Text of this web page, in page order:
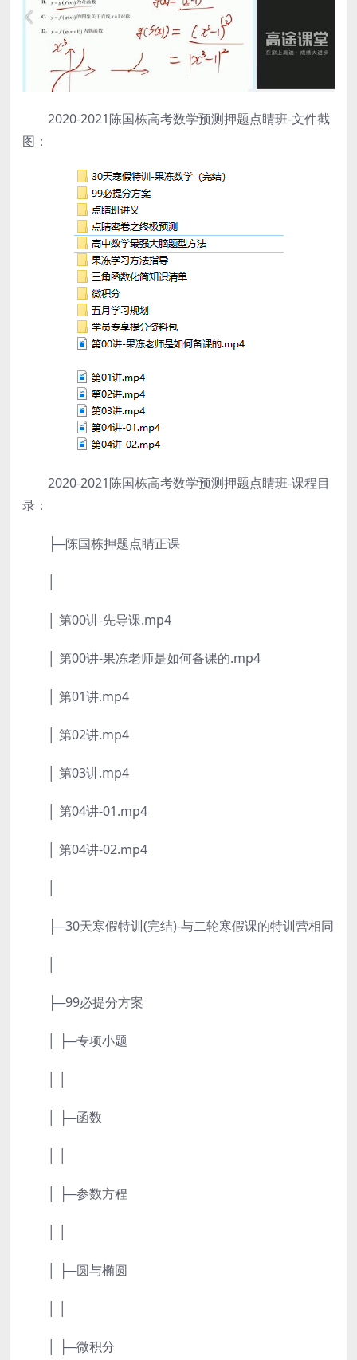
2020-2021陈国栋高考数学预测押题点睛班-文件截
图：
2020-2021陈国栋高考数学预测押题点睛班-课程目
录：
├─陈国栋押题点睛正课
│ 第00讲-先导课.mp4
│ 第00讲-果冻老师是如何备课的.mp4
│ 第01讲.mp4
│ 第02讲.mp4
│ 第03讲.mp4
│ 第04讲-01.mp4
│ 第04讲-02.mp4
├─30天寒假特训(完结)-与二轮寒假课的特训营相同
├─99必提分方案
│ ├─专项小题
│ ├─函数
│ ├─参数方程
│ ├─圆与椭圆
│ ├─微积分